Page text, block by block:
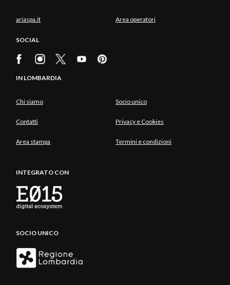
ariaspa.it Area operatori
SOCIAL
IN LOMBARDIA
Chi siamo Socio unico
Contatti Privacy e Cookies
Area stampa Termini e condizioni
INTEGRATO CON
SOCIO UNICO